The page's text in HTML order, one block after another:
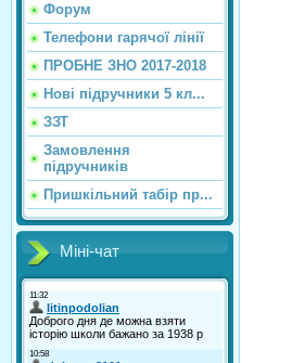
Форум
Телефони гарячої лінії
ПРОБНЕ ЗНО 2017-2018
Нові підручники 5 кл...
ЗЗТ
Замовлення
підручників
Пришкільний табір пр...
Міні-чат